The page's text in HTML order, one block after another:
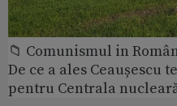
📁 Comunismul in
De ce a ales Ceaușescu
pentru Centrala